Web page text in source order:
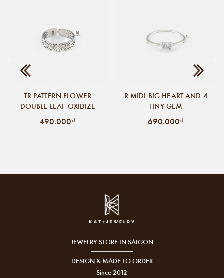
TR PATTERN FLOWER
DOUBLE LEAF OXIDIZE
490.000₫
R MIDI BIG HEART AND 4
TINY GEM
690.000₫
JEWELRY STORE IN SAIGON
DESIGN & MADE TO ORDER
Since 2012